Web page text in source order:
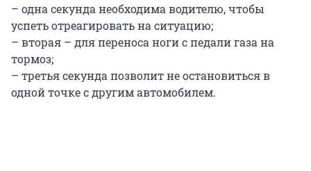
– одна секунда необходима водителю, чтобы
успеть отреагировать на ситуацию;
– вторая – для переноса ноги с педали газа на
тормоз;
– третья секунда позволит не остановиться в
одной точке с другим автомобилем.